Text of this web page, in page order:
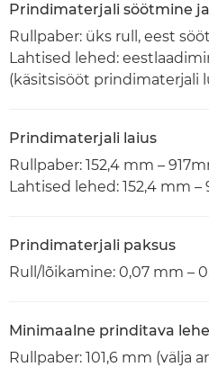
Prindimaterjali söötmine
Rullpaber: üks rull, eest
Lahtised lehed:
(käsitsisööt prindimaterjali
Prindimaterjali laius
Rullpaber: 152,4 mm –
Lahtised lehed: 152,4 mm –
Prindimaterjali paksus
Rull/lõikamine: 0,07 mm –
Minimaalne prinditava
Rullpaber: 101,6 mm (välja